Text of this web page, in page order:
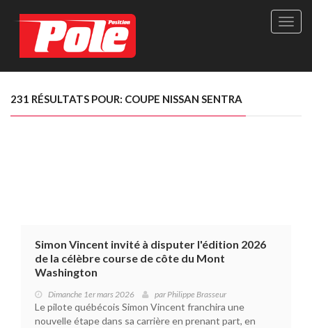
Site
Le
231 RÉSULTATS POUR: COUPE NISSAN SENTRA
Simon Vincent invité à disputer l'édition 2026
de la célèbre course de côte du Mont
Washington
Dimanche 1er mars 2026 parPhilippe Brasseur
Le pilote québécois Simon Vincent franchira une
nouvelle étape dans sa carrière en prenant part, en